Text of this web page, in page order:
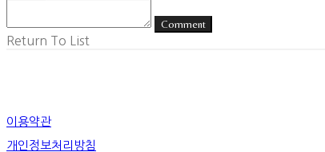
Comment
Return To List
이용약관
개인정보처리방침